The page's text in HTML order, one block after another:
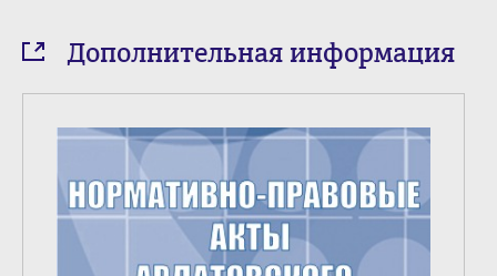
Дополнительная информация